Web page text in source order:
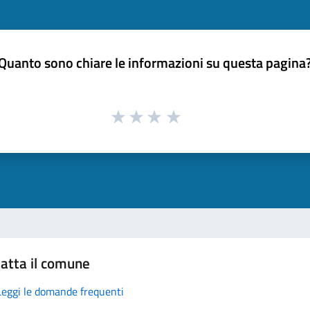
sono chiare le informazioni su questa
il comune
le domande frequenti